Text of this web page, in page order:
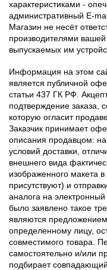
характеристиками -
административный E-
Магазин не несёт
производителями
выпускаемых им
Информация на этом
является публичной
статьи 437 ГК РФ.
подтверждение заказа,
которую огласит
Заказчик принимает
описания продавцом:
условий доставки,
внешнего вида
изображенного макета в
присутствуют) и
аналога на
было заявлено такое
являются
определенному лицу,
совместимого товара.
самостоятельно и/или
подбирает